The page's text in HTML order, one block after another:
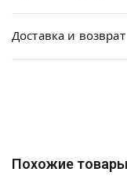
Доставка и возврат
Похожие товары